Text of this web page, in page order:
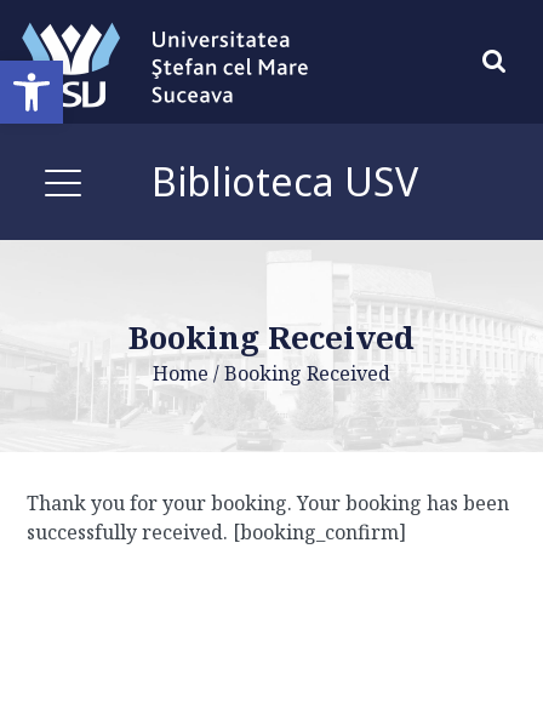
Deschide bara de unelte
Biblioteca USV
Booking Received
Home /Booking Received
Thank you for your booking. Your booking has been
successfully received. [booking_confirm]